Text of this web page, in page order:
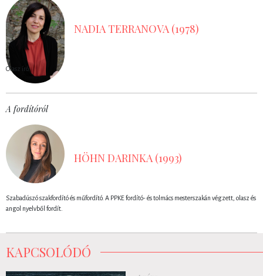
NADIA TERRANOVA (1978)
Olasz író.
A fordítóról
HÖHN DARINKA (1993)
Szabadúszó szakfordító és műfordító. A PPKE fordító- és tolmács mesterszakán végzett, olasz és
angol nyelvből fordít.
KAPCSOLÓDÓ